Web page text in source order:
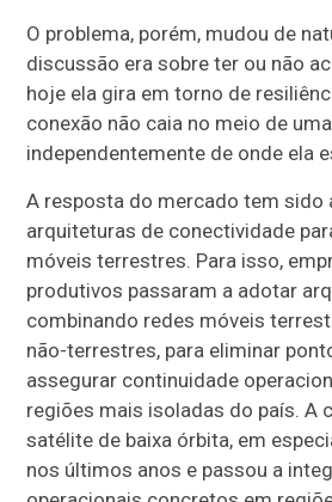
O problema, porém, mudou de
discussão era sobre ter ou não
hoje ela gira em torno de
conexão não caia no meio de
independentemente de onde ela
A resposta do mercado tem sido
arquiteturas de conectividade
móveis terrestres. Para isso,
produtivos passaram a adotar
combinando redes móveis
não-terrestres, para eliminar
assegurar continuidade
regiões mais isoladas do país. A
satélite de baixa órbita, em
nos últimos anos e passou a